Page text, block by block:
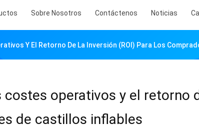
Sobre Nosotros Contáctenos Noticias
Y El Retorno De La Inversión (ROI) Para Los
operativos y el retorno
de castillos inflables